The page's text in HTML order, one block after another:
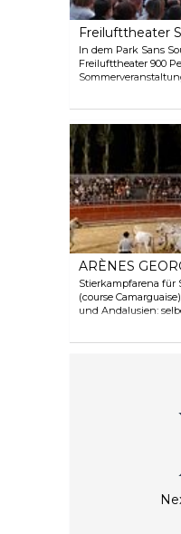
Freilufttheater
In dem Park Sans
Freilufttheater 900
Saison des
ARÈNES
Stierkampfarena für
(course
und Andalusien:
Donnerstag um 17